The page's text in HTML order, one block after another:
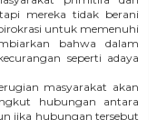
mereka tidak berani
untuk memenuhi
bahwa dalam
seperti adaya
masyarakat akan
hubungan antara
jika hubungan tersebut